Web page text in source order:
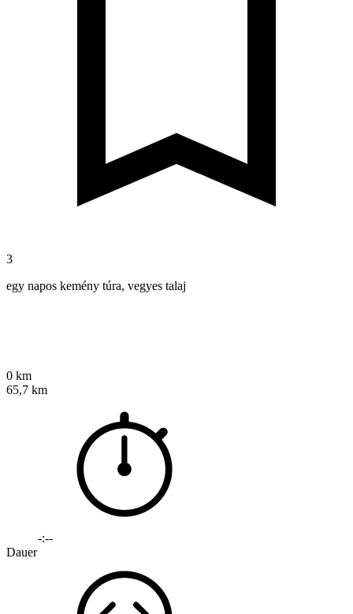
3
egy napos kemény túra, vegyes talaj
0 km
65,7 km
-:--
Dauer